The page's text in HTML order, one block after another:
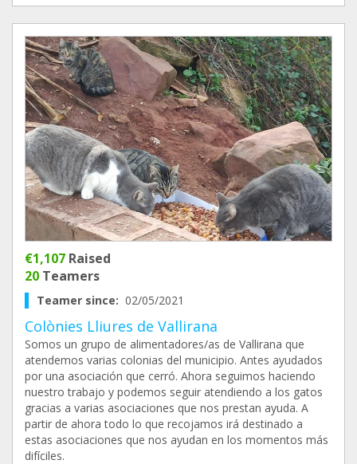
€1,107 Raised
20 Teamers
Teamer since: 02/05/2021
Colònies Lliures de Vallirana
Somos un grupo de alimentadores/as de Vallirana que
atendemos varias colonias del municipio. Antes ayudados
por una asociación que cerró. Ahora seguimos haciendo
nuestro trabajo y podemos seguir atendiendo a los gatos
gracias a varias asociaciones que nos prestan ayuda. A
partir de ahora todo lo que recojamos irá destinado a
estas asociaciones que nos ayudan en los momentos más
difíciles.